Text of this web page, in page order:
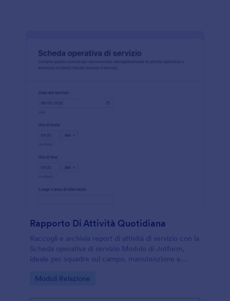
Rapporto Di Attività Quotidiana
Raccogli e archivia report di attività di servizio con la
Scheda operativa di servizio Modulo di Jotform,
ideale per squadre sul campo, manutenzione e
incidenti in modo coerente.
Go to Category:
Moduli Relazione